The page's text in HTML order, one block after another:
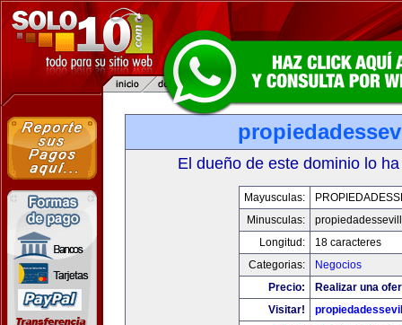
El dueño de este dominio lo
Mayusculas:
Minusculas:
Longitud:
18 caracteres
Categorias:
Negocios
Precio:
Realizar una
Visitar!